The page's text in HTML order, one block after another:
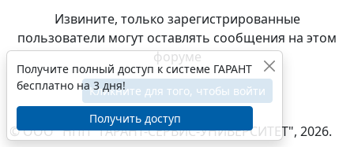
Извините, только зарегистрированные
пользователи могут оставлять сообщения на этом
форуме
Кликните для того, чтобы войти
© ООО "НПП "ГАРАНТ-СЕРВИС-УНИВЕРСИТЕТ", 2026.
Получите полный доступ к системе ГАРАНТ
бесплатно на 3 дня!
Получить доступ